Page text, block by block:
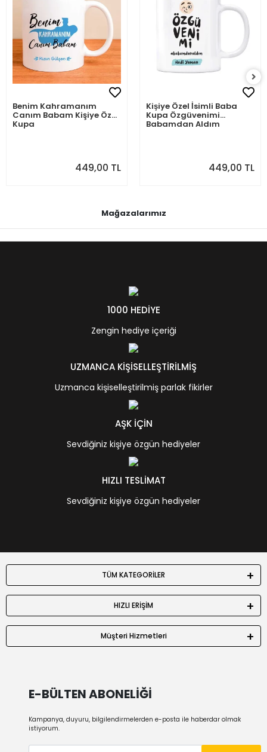
Benim Kahramanım
Canım Babam Kişiye Özel
Kupa
449,00 TL
Kişiye Özel İsimli Baba
Kupa Özgüvenimi
Babamdan Aldım
449,00 TL
Mağazalarımız
1000 HEDİYE
Zengin hediye içeriği
UZMANCA KİŞİSELLEŞTİRİLMİŞ
Uzmanca kişiselleştirilmiş parlak fikirler
AŞK İÇİN
Sevdiğiniz kişiye özgün hediyeler
HIZLI TESLİMAT
Sevdiğiniz kişiye özgün hediyeler
TÜM KATEGORİLER
HIZLI ERİŞİM
Müşteri Hizmetleri
E-BÜLTEN ABONELİĞİ
Kampanya, duyuru, bilgilendirmelerden e-posta ile haberdar olmak
istiyorum.